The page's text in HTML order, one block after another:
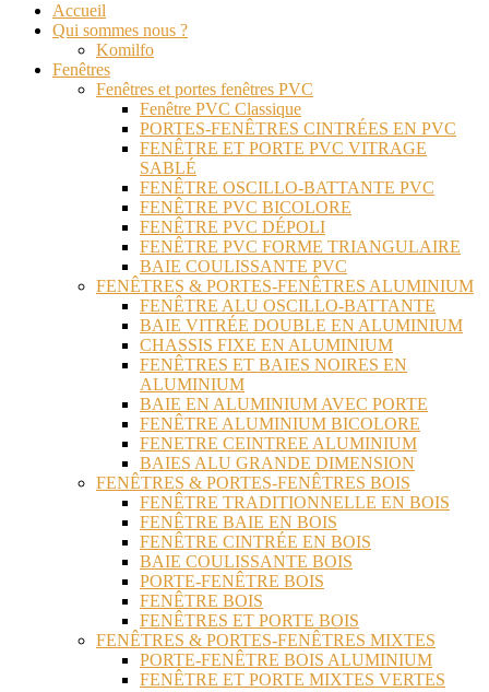
Accueil
Qui sommes nous ?
Komilfo
Fenêtres
Fenêtres et portes fenêtres PVC
Fenêtre PVC Classique
PORTES-FENÊTRES CINTRÉES EN PVC
FENÊTRE ET PORTE PVC VITRAGE
SABLÉ
FENÊTRE OSCILLO-BATTANTE PVC
FENÊTRE PVC BICOLORE
FENÊTRE PVC DÉPOLI
FENÊTRE PVC FORME TRIANGULAIRE
BAIE COULISSANTE PVC
FENÊTRES & PORTES-FENÊTRES ALUMINIUM
FENÊTRE ALU OSCILLO-BATTANTE
BAIE VITRÉE DOUBLE EN ALUMINIUM
CHASSIS FIXE EN ALUMINIUM
FENÊTRES ET BAIES NOIRES EN
ALUMINIUM
BAIE EN ALUMINIUM AVEC PORTE
FENÊTRE ALUMINIUM BICOLORE
FENETRE CEINTREE ALUMINIUM
BAIES ALU GRANDE DIMENSION
FENÊTRES & PORTES-FENÊTRES BOIS
FENÊTRE TRADITIONNELLE EN BOIS
FENÊTRE BAIE EN BOIS
FENÊTRE CINTRÉE EN BOIS
BAIE COULISSANTE BOIS
PORTE-FENÊTRE BOIS
FENÊTRE BOIS
FENÊTRES ET PORTE BOIS
FENÊTRES & PORTES-FENÊTRES MIXTES
PORTE-FENÊTRE BOIS ALUMINIUM
FENÊTRE ET PORTE MIXTES VERTES